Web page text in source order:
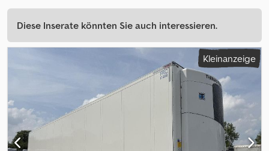
Diese Inserate könnten Sie auch interessieren.
Kleinanzeige